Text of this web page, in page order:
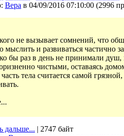
Bepa в 04/09/2016 07:10:00 (2996
не вызывает сомнений, что
мыслить и развиваться частично
бы раз в день не принимали душ,
чистыми, оставаясь
часть тела считается самой
дальше... | 2747 байт